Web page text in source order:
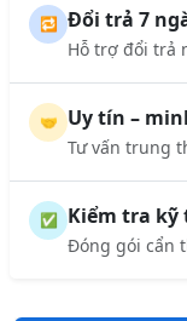
🔁 Đổi trả 7
Hỗ trợ đổi trả
🤝 Uy tín –
Tư vấn trung
✅ Kiểm tra
Đóng gói cẩn